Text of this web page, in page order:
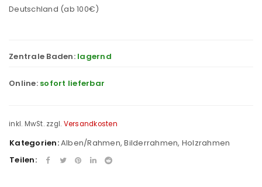
Deutschland (ab 100€)
Zentrale Baden: lagernd
Online: sofort lieferbar
inkl. MwSt. zzgl. Versandkosten
Kategorien:Alben/Rahmen,Bilderrahmen, Holzrahmen
Teilen: